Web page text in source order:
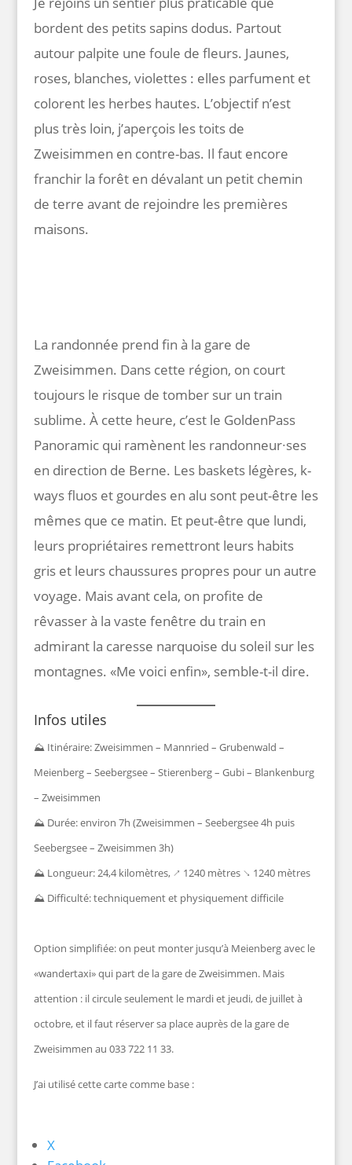
bordent des petits sapins dodus. Partout
autour palpite une foule de fleurs. Jaunes,
roses, blanches, violettes : elles parfument et
colorent les herbes hautes. L’objectif n’est
plus très loin, j’aperçois les toits de
Zweisimmen en contre-bas. Il faut encore
franchir la forêt en dévalant un petit chemin
de terre avant de rejoindre les premières
maisons.
La randonnée prend fin à la gare de
Zweisimmen. Dans cette région, on court
toujours le risque de tomber sur un train
sublime. À cette heure, c’est le GoldenPass
Panoramic qui ramènent les randonneur∙ses
en direction de Berne. Les baskets légères, k-
ways fluos et gourdes en alu sont peut-être les
mêmes que ce matin. Et peut-être que lundi,
leurs propriétaires remettront leurs habits
gris et leurs chaussures propres pour un autre
voyage. Mais avant cela, on profite de
rêvasser à la vaste fenêtre du train en
admirant la caresse narquoise du soleil sur les
montagnes. «Me voici enfin», semble-t-il dire.
Infos utiles
⛰ Itinéraire: Zweisimmen – Mannried – Grubenwald –
Meienberg – Seebergsee – Stierenberg – Gubi – Blankenburg
– Zweisimmen
⛰ Durée: environ 7h (Zweisimmen – Seebergsee 4h puis
Seebergsee – Zweisimmen 3h)
⛰ Longueur: 24,4 kilomètres, ↗ 1240 mètres ↘ 1240 mètres
⛰ Difficulté: techniquement et physiquement difficile
Option simplifiée: on peut monter jusqu’à Meienberg avec le
«wandertaxi» qui part de la gare de Zweisimmen. Mais
attention : il circule seulement le mardi et jeudi, de juillet à
octobre, et il faut réserver sa place auprès de la gare de
Zweisimmen au 033 722 11 33.
J’ai utilisé cette carte comme base :
X